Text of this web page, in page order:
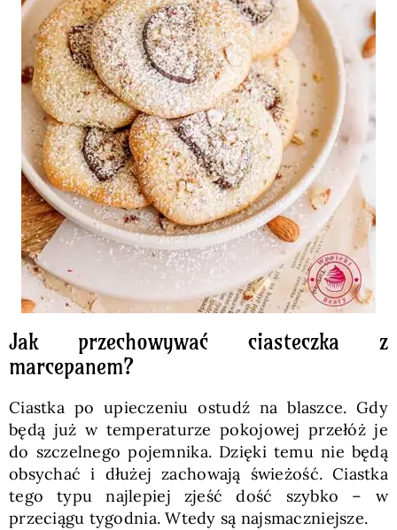
Jak przechowywać ciasteczka z
marcepanem?
Ciastka po upieczeniu ostudź na blaszce. Gdy
będą już w temperaturze pokojowej przełóż je
do szczelnego pojemnika. Dzięki temu nie będą
obsychać i dłużej zachowają świeżość. Ciastka
tego typu najlepiej zjeść dość szybko – w
przeciągu tygodnia. Wtedy są najsmaczniejsze.